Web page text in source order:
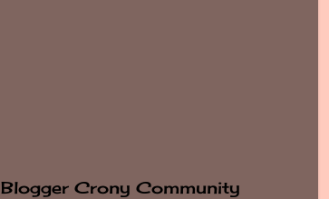
Blogger Crony Community